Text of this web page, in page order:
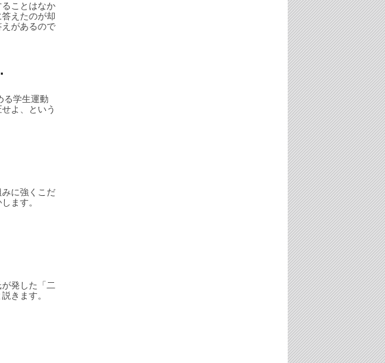
ることはなか
えたのが却
があるので
る学生運動
よ、という
に強くこだ
ます。
発した「二
きます。